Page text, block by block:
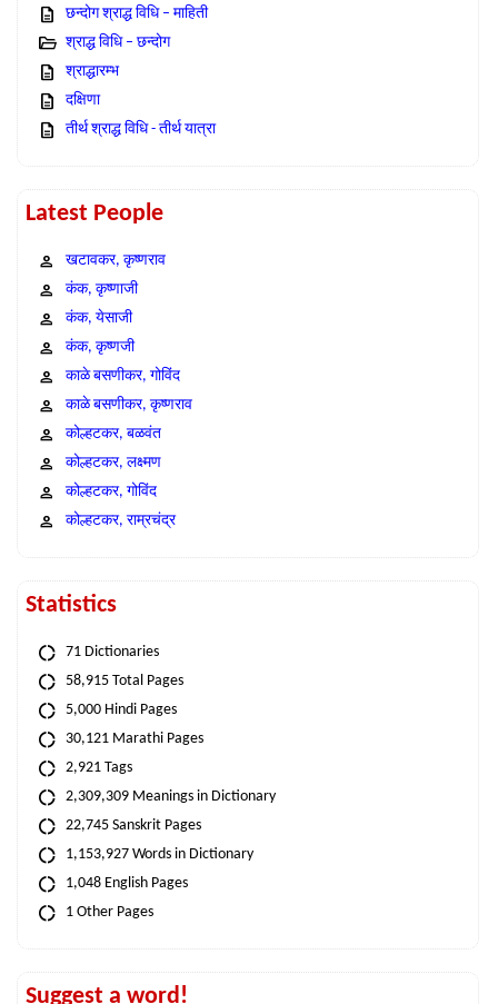
छन्दोग श्राद्ध विधि – माहिती
श्राद्ध विधि – छन्दोग
श्राद्धारम्भ
दक्षिणा
तीर्थ श्राद्ध विधि - तीर्थ यात्रा
Latest People
खटावकर, कृष्णराव
कंक, कृष्णाजी
कंक, येसाजी
कंक, कृष्णजी
काळे बसणीकर, गोविंद
काळे बसणीकर, कृष्णराव
कोल्हटकर, बळवंत
कोल्हटकर, लक्ष्मण
कोल्हटकर, गोविंद
कोल्हटकर, राम्रचंद्र
Statistics
71 Dictionaries
58,915 Total Pages
5,000 Hindi Pages
30,121 Marathi Pages
2,921 Tags
2,309,309 Meanings in Dictionary
22,745 Sanskrit Pages
1,153,927 Words in Dictionary
1,048 English Pages
1 Other Pages
Suggest a word!